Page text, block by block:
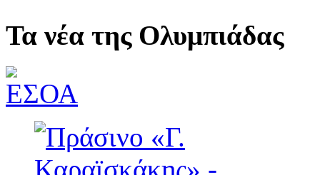
Τα νέα της Ολυμπιάδας